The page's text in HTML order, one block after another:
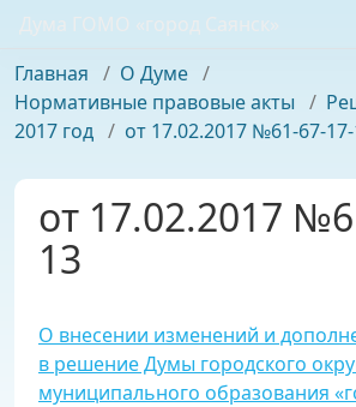
Дума ГОМО «город Саянск»
Главная / О Думе /
Нормативные правовые акты /
2017 год / от 17.02.2017 №61-67-
от 17.02.2017
13
О внесении изменений и
в решение Думы городского
муниципального образования